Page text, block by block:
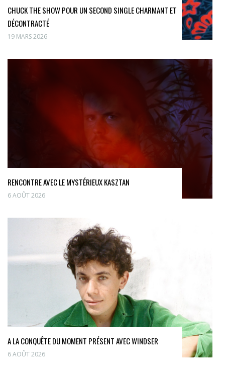
CHUCK THE SHOW POUR UN SECOND SINGLE CHARMANT ET
DÉCONTRACTÉ
19 MARS 2026
RENCONTRE AVEC LE MYSTÉRIEUX KASZTAN
6 AOÛT 2026
A LA CONQUÊTE DU MOMENT PRÉSENT AVEC WINDSER
6 AOÛT 2026